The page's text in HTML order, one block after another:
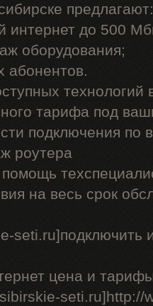
предлагают:
интернет до 500
оборудования;
абонентов.
тарифа под
подключения по
роутера
на весь срок
seti.ru]подключить
цена и
seti.ru]http://